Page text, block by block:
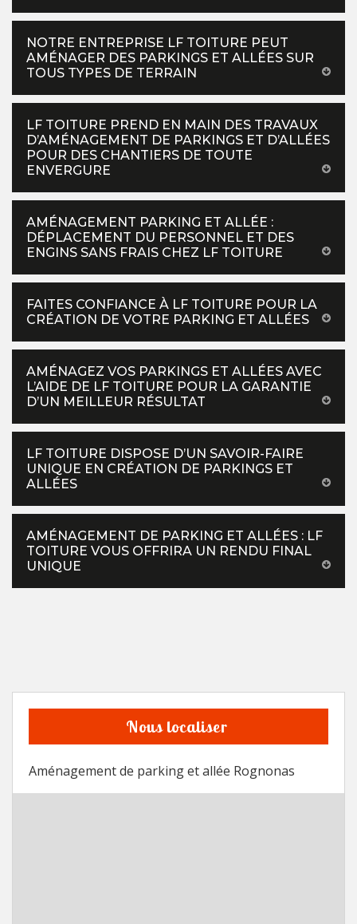
NOTRE ENTREPRISE LF TOITURE PEUT
AMÉNAGER DES PARKINGS ET ALLÉES SUR
TOUS TYPES DE TERRAIN
LF TOITURE PREND EN MAIN DES TRAVAUX
D’AMÉNAGEMENT DE PARKINGS ET D’ALLÉES
POUR DES CHANTIERS DE TOUTE
ENVERGURE
AMÉNAGEMENT PARKING ET ALLÉE :
DÉPLACEMENT DU PERSONNEL ET DES
ENGINS SANS FRAIS CHEZ LF TOITURE
FAITES CONFIANCE À LF TOITURE POUR LA
CRÉATION DE VOTRE PARKING ET ALLÉES
AMÉNAGEZ VOS PARKINGS ET ALLÉES AVEC
L’AIDE DE LF TOITURE POUR LA GARANTIE
D’UN MEILLEUR RÉSULTAT
LF TOITURE DISPOSE D’UN SAVOIR-FAIRE
UNIQUE EN CRÉATION DE PARKINGS ET
ALLÉES
AMÉNAGEMENT DE PARKING ET ALLÉES : LF
TOITURE VOUS OFFRIRA UN RENDU FINAL
UNIQUE
Nous localiser
Aménagement de parking et allée Rognonas